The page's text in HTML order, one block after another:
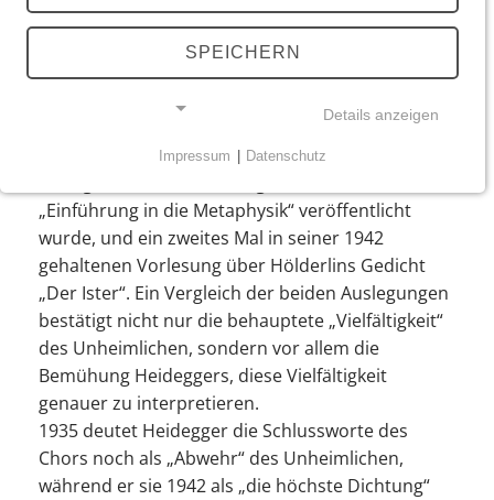
Martin Heidegger unternahm zweimal den
Versuch, anhand einer Lektüre des ersten
Stasimons aus Sophokles’ Antigone (V. 332–383,
„Vielfältig das Unheimliche…“) die Frage des
Unheimlichen zu entfalten: erstmals in seiner
„Einführung in die Metaphysik“ veröffentlicht
wurde, und ein zweites Mal in seiner 1942
gehaltenen Vorlesung über Hölderlins Gedicht
„Der Ister“. Ein Vergleich der beiden Auslegungen
bestätigt nicht nur die behauptete „Vielfältigkeit“
des Unheimlichen, sondern vor allem die
Bemühung Heideggers, diese Vielfältigkeit
genauer zu interpretieren.
1935 deutet Heidegger die Schlussworte des
Chors noch als „Abwehr“ des Unheimlichen,
während er sie 1942 als „die höchste Dichtung“
SPEICHERN
Details anzeigen
Notwendige Cookies ermöglichen grundlegende
Funktionen und sind für die einwandfreie Funktion
der Website erforderlich.
Einverständnis-Cookie
cookie_consent
Zweck:
Dieser Cookie speichert die ausgewählten
Einverständnis-Optionen des Benutzers
Impressum Datenschutz